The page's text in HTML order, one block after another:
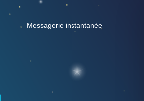
Messagerie instantanée